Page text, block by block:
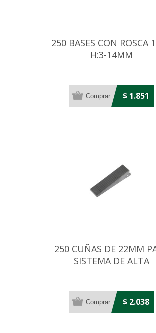
250 BASES CON ROSCA
H:3-14MM
$ 1.851
250 CUÑAS DE 22MM
SISTEMA DE ALTA
$ 2.038